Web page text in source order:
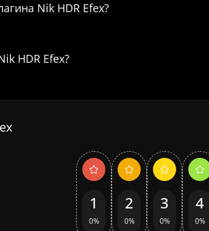
Nik HDR Efex?
HDR Efex?
1
0%
2
0%
3
0%
4
0%